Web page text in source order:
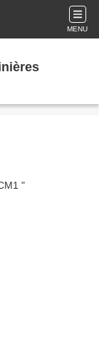
MENU
Sorinières